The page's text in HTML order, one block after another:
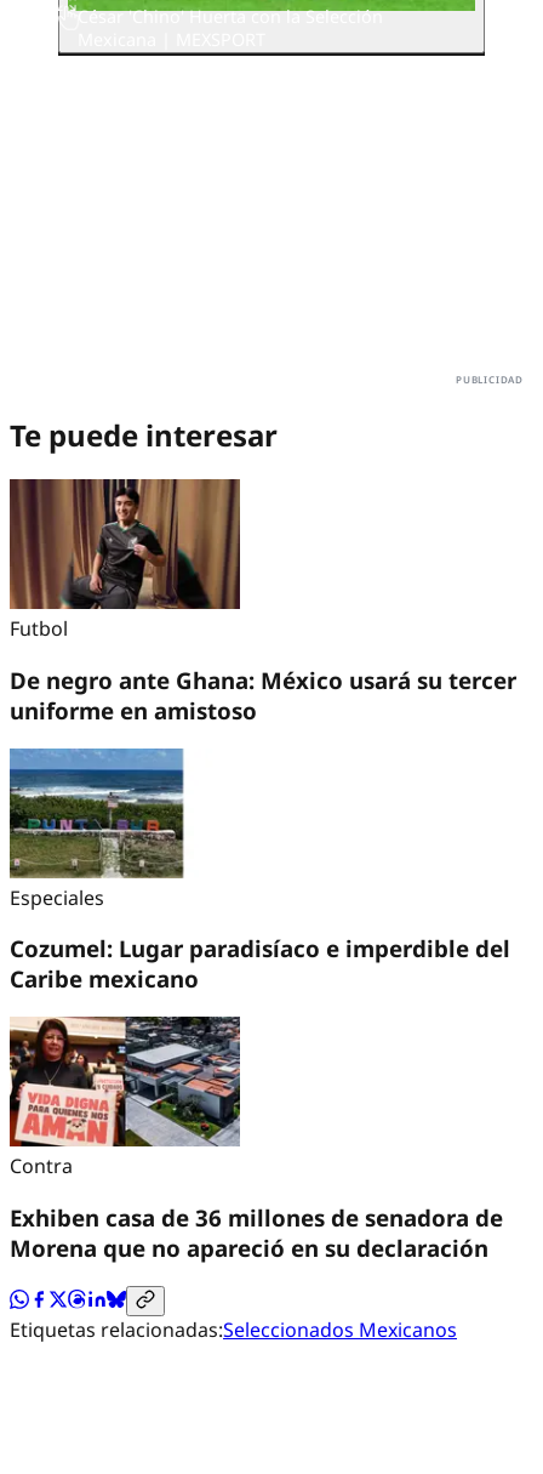
César 'Chino' Huerta con la Selección
Te puede interesar
Futbol
De negro ante Ghana: México usará su tercer
uniforme en amistoso
Especiales
Cozumel: Lugar paradisíaco e imperdible del
Caribe mexicano
Contra
Exhiben casa de 36 millones de senadora de
Morena que no apareció en su declaración
Etiquetas relacionadas:Seleccionados Mexicanos